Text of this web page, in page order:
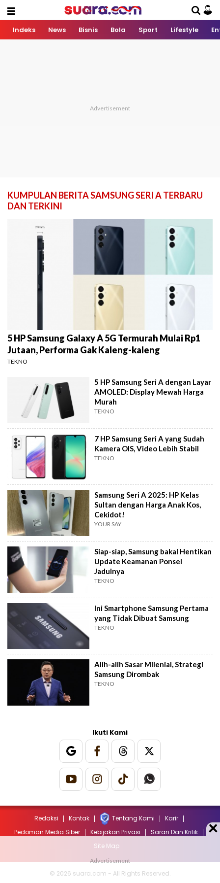
Indeks News Bisnis Bola Sport Lifestyle
KUMPULAN BERITA SAMSUNG SERI A TERBARU
DAN TERKINI
5 HP Samsung Galaxy A 5G Termurah Mulai Rp1
Jutaan, Performa Gak Kaleng-kaleng
TEKNO
5 HP Samsung Seri A dengan Layar
AMOLED: Display Mewah Harga
Murah
TEKNO
7 HP Samsung Seri A yang Sudah
Kamera OIS, Video Lebih Stabil
TEKNO
Samsung Seri A 2025: HP Kelas
Sultan dengan Harga Anak Kos,
Cekidot!
YOUR SAY
Siap-siap, Samsung bakal Hentikan
Update Keamanan Ponsel
Jadulnya
TEKNO
Ini Smartphone Samsung Pertama
yang Tidak Dibuat Samsung
TEKNO
Alih-alih Sasar Milenial, Strategi
Samsung Dirombak
TEKNO
Ikuti Kami
Redaksi Kontak Tentang Kami
Karir
Pedoman Media Siber
Kebijakan Privasi
Saran Dan Kritik
Site Map
© 2026 suara.com - All Rights Reserved.